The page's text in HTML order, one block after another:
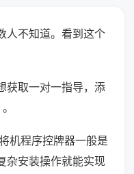
人不知道。看到这个
获取一对一指导，添
机程序控牌器一般是
杂安装操作就能实现